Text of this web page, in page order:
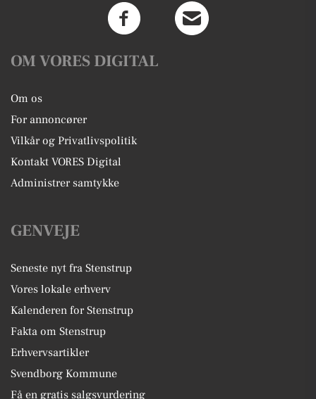
OM VORES DIGITAL
Om os
For annoncører
Vilkår og Privatlivspolitik
Kontakt VORES Digital
Administrer samtykke
GENVEJE
Seneste nyt fra Stenstrup
Vores lokale erhverv
Kalenderen for Stenstrup
Fakta om Stenstrup
Erhvervsartikler
Svendborg Kommune
Få en gratis salgsvurdering